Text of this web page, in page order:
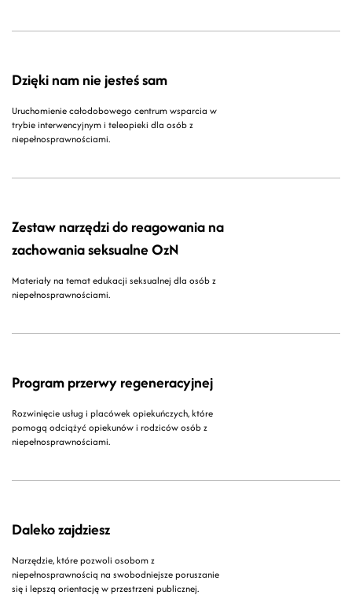
Dzięki nam nie jesteś sam
Uruchomienie całodobowego centrum wsparcia w
trybie interwencyjnym i teleopieki dla osób z
niepełnosprawnościami.
Zestaw narzędzi do reagowania na
zachowania seksualne OzN
Materiały na temat edukacji seksualnej dla osób z
niepełnosprawnościami.
Program przerwy regeneracyjnej
Rozwinięcie usług i placówek opiekuńczych, które
pomogą odciążyć opiekunów i rodziców osób z
niepełnosprawnościami.
Daleko zajdziesz
Narzędzie, które pozwoli osobom z
niepełnosprawnością na swobodniejsze poruszanie
się i lepszą orientację w przestrzeni publicznej.